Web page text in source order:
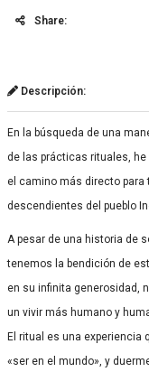
Share:
Descripción:
En la búsqueda de una
de las prácticas rituales,
el camino más directo
descendientes del pueblo
A pesar de una historia de
tenemos la bendición de
en su infinita generosidad,
un vivir más humano y
El ritual es una experiencia
«ser en el mundo», y